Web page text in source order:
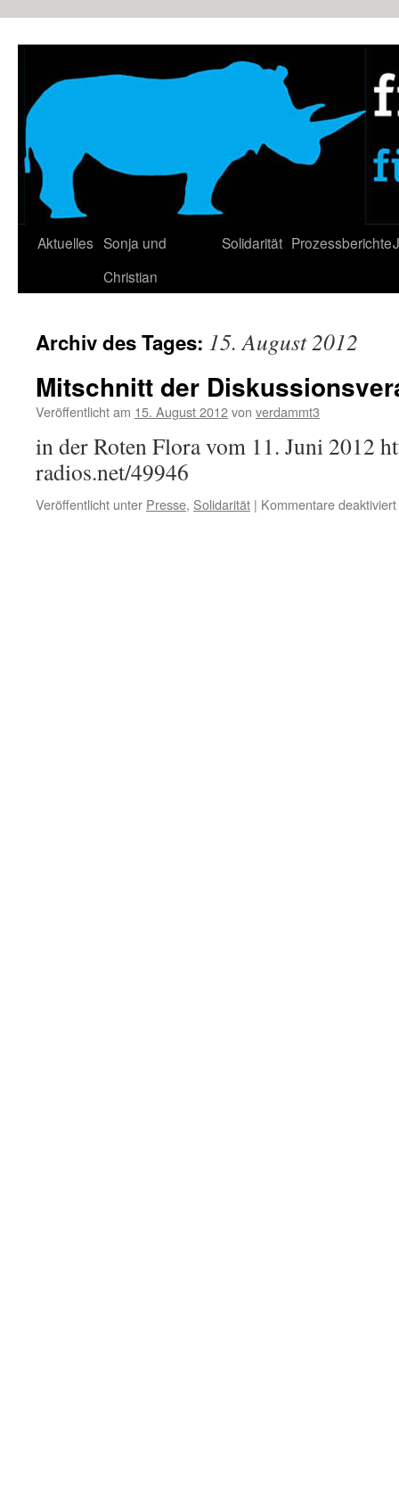
Aktuelles Sonja und
Christian
Solidarität Prozessberichte
Archiv des Tages: 15. August 2012
Mitschnitt der
Veröffentlicht am 15. August 2012von verdammt3
in der Roten Flora vom 11. Juni 2012
radios.net/49946
Veröffentlicht unter Presse, Solidarität | Kommentare deaktiviert